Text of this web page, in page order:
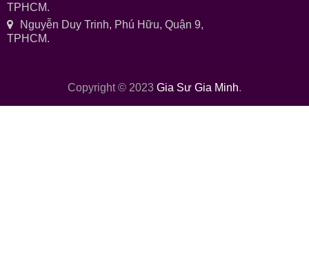
TPHCM.
Nguyễn Duy Trinh, Phú Hữu, Quận 9,
TPHCM.
Copyright © 2023 Gia Sư Gia Minh.